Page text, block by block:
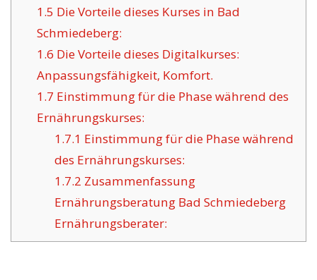
1.5 Die Vorteile dieses Kurses in Bad
Schmiedeberg:
1.6 Die Vorteile dieses Digitalkurses:
Anpassungsfähigkeit, Komfort.
1.7 Einstimmung für die Phase während des
Ernährungskurses:
1.7.1 Einstimmung für die Phase während
des Ernährungskurses:
1.7.2 Zusammenfassung
Ernährungsberatung Bad Schmiedeberg
Ernährungsberater: